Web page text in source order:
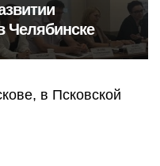
Челябинске
в Псковской